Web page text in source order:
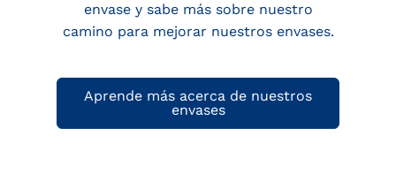
envase y sabe más sobre nuestro
camino para mejorar nuestros envases.
Aprende más acerca de nuestros
envases